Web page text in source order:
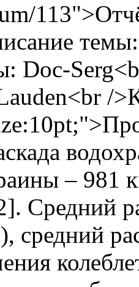
Doc-
/
– 981
Средний
средний